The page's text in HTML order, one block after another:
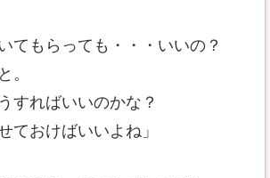
てもらっても・・・いいの？
。
すればいいのかな？
おけばいいよね」